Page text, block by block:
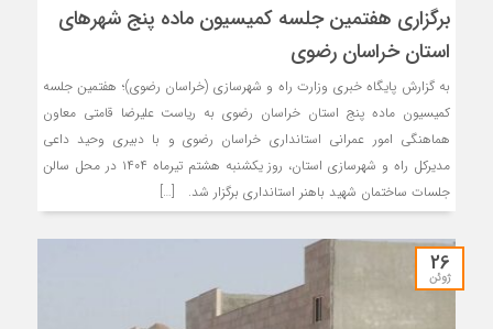
برگزاری هفتمین جلسه کمیسیون ماده پنج شهرهای
استان خراسان رضوی
به گزارش پایگاه خبری وزارت راه و شهرسازی (خراسان رضوی)؛ هفتمین جلسه
کمیسیون ماده پنج استان خراسان رضوی به ریاست علیرضا قامتی معاون
هماهنگی امور عمرانی استانداری خراسان رضوی و با دبیری وحید داعی
مدیرکل راه و شهرسازی استان، روز یکشنبه هشتم تیرماه ۱۴۰۴ در محل سالن
جلسات ساختمان شهید باهنر استانداری برگزار شد. […]
26
ژوئن